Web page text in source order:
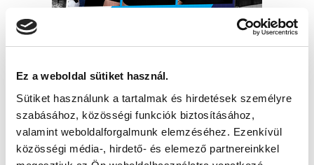
Ez a weboldal sütiket használ.
Sütiket használunk a tartalmak és hirdetések személyre
szabásához, közösségi funkciók biztosításához,
valamint weboldalforgalmunk elemzéséhez. Ezenkívül
közösségi média-, hirdető- és elemező partnereinkkel